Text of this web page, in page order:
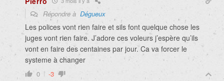
Répondre à Dégueux
Les polices vont rien faire et sils font quelque chose les
juges vont rien faire. J’adore ces voleurs j’espère qu’ils
vont en faire des centaines par jour. Ca va forcer le
systeme à changer
0 -3